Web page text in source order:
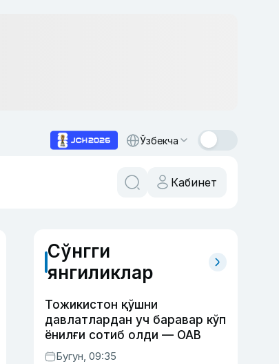
Ўзбекча
Кабинет
Сўнгги
янгиликлар
Тожикистон қўшни
давлатлардан уч баравар кўп
ёнилғи сотиб олди — ОАВ
Бугун, 09:35